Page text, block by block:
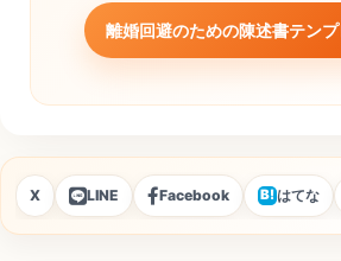
離婚回避のための陳述書テンプ
X LINE Facebook B!はてな